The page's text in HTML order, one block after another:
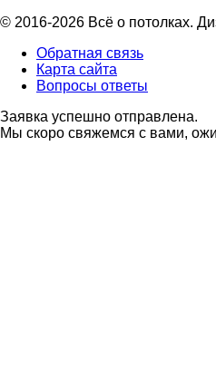
© 2016-2026 Всё о потолках.
Обратная связь
Карта сайта
Вопросы ответы
Заявка успешно отправлена.
Мы скоро свяжемся с вами,